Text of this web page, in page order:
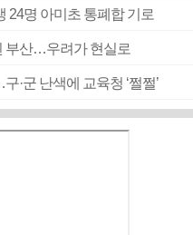
명 아미초 통폐합 기로
부산…우려가 현실로
·군 난색에 교육청 ‘쩔쩔’